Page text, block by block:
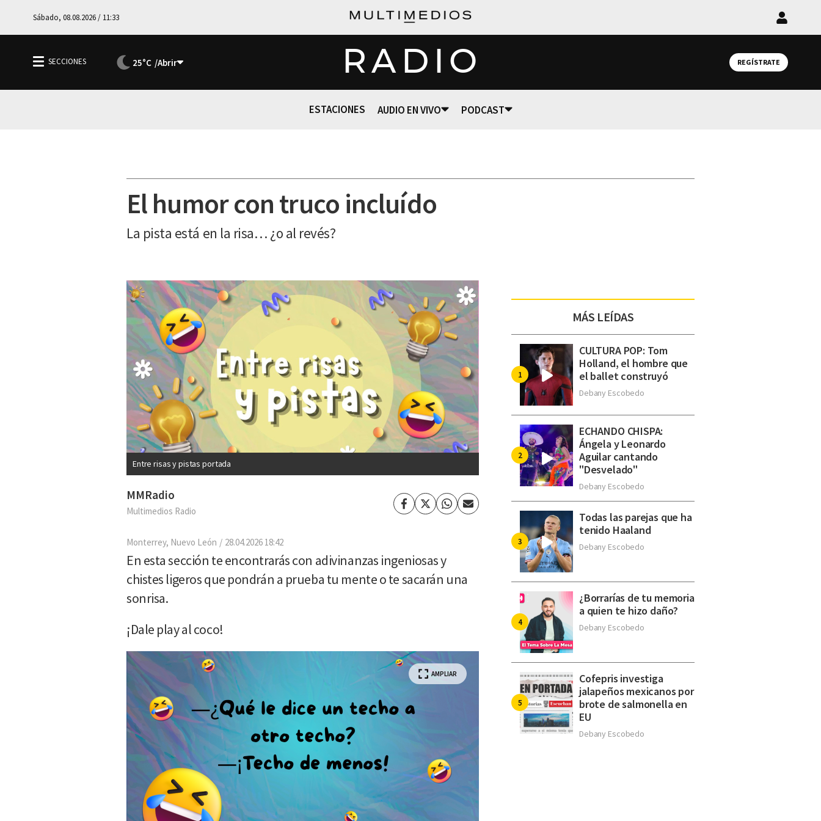
Sábado, 08.08.2026 / 11:33
Iniciar
25°C RADIO REGÍSTRATE
ESTACIONES AUDIO EN VIVO PODCAST
El humor con truco incluído
La pista está en la risa… ¿o al revés?
Entre risas y pistas portada
MMRadio
Multimedios Radio Facebook
TwitterWhatsapp
Enviar
Monterrey, Nuevo León 28.04.2026 18:42
En esta sección te encontrarás con adivinanzas ingeniosas y
chistes ligeros que pondrán a prueba tu mente o te sacarán una
sonrisa.
¡Dale play al coco!
AMPLIAR
MÁS LEÍDAS
CULTURA POP: Tom
Holland, el hombre que
el ballet construyó
Debany Escobedo
ECHANDO CHISPA:
Ángela y Leonardo
Aguilar cantando
"Desvelado"
Debany Escobedo
Todas las parejas que ha
tenido Haaland
Debany Escobedo
¿Borrarías de tu memoria
a quien te hizo daño?
Debany Escobedo
Cofepris investiga
jalapeños mexicanos por
brote de salmonella en
EU
Debany Escobedo